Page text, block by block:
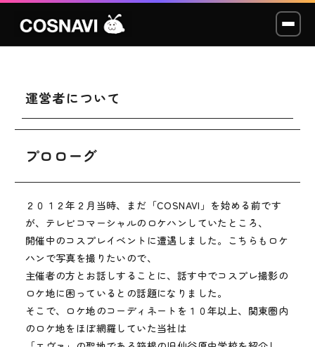
コスプレイベント
ショッカー
スタジオ
LABO
メディア
運営者について
プロローグ
２０１２年２月当時、まだ「COSNAVI」を始める前です
が、テレビコマーシャルのロケハンしていたところ、
開催中のコスプレイベントに遭遇しました。こちらもロケ
ハンで写真を撮りたいので、
主催者の方とお話しすることに、話す中でコスプレ撮影の
ロケ地に困っているとの話題になりました。
そこで、ロケ地のコーディネートを１０年以上、関東圏内
のロケ地をほぼ網羅していた当社は